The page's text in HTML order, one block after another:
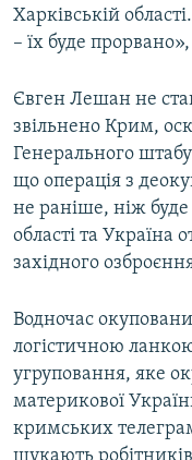
Харківській
– їх буде
Євген Лешан не
звільнено Крим,
Генерального
що операція з
не раніше, ніж буде
області та Україна
західного
Водночас
логістичною
угруповання, яке
материкової
кримських